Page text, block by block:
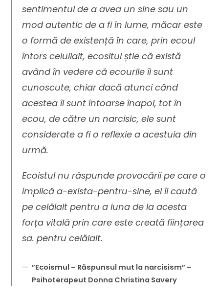
sentimentul de a avea un sine sau un
mod autentic de a fi în lume, măcar este
o formă de existență în care, prin ecoul
întors celuilalt, ecositul știe că există
având în vedere că ecourile îi sunt
cunoscute, chiar dacă atunci când
acestea îi sunt întoarse înapoi, tot în
ecou, de către un narcisic, ele sunt
considerate a fi o reflexie a acestuia din
urmă.
Ecoistul nu răspunde provocării pe care o
implică a-exista-pentru-sine, el îi caută
pe celălalt pentru a luna de la acesta
forța vitală prin care este creată ființarea
sa. pentru celălalt.
”Ecoismul – Răspunsul mut la narcisism” –
Psihoterapeut Donna Christina Savery